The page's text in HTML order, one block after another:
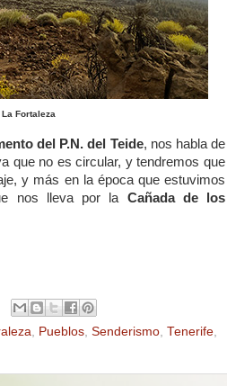
Fortaleza
del P.N. del Teide, nos habla de
que no es circular, y tendremos que
y más en la época que estuvimos
nos lleva por la Cañada de los
Pueblos Senderismo Tenerife